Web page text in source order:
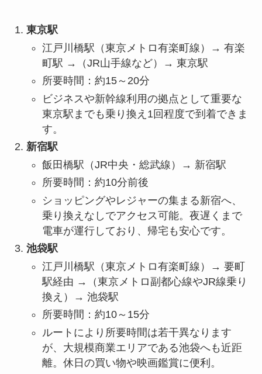
東京駅
江戸川橋駅（東京メトロ有楽町線）→ 有楽
町駅 →（JR山手線など）→ 東京駅
所要時間：約15～20分
ビジネスや新幹線利用の拠点として重要な
東京駅までも乗り換え1回程度で到着できま
す。
新宿駅
飯田橋駅（JR中央・総武線）→ 新宿駅
所要時間：約10分前後
ショッピングやレジャーの集まる新宿へ、
乗り換えなしでアクセス可能。夜遅くまで
電車が運行しており、帰宅も安心です。
池袋駅
江戸川橋駅（東京メトロ有楽町線）→ 要町
駅経由 →（東京メトロ副都心線やJR線乗り
換え）→ 池袋駅
所要時間：約10～15分
ルートにより所要時間は若干異なります
が、大規模商業エリアである池袋へも近距
離。休日の買い物や映画鑑賞に便利。